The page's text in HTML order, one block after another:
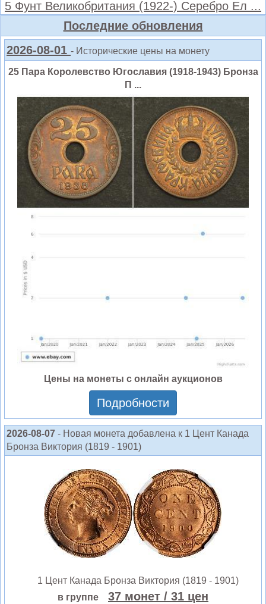
5 Фунт Великобритания (1922-) Серебро Ел ...
Последние обновления
2026-08-01 - Исторические цены на монету
25 Пара Королевство Югославия (1918-1943) Бронза
П ...
Цены на монеты с онлайн аукционов
Подробности
2026-08-07 - Новая монета добавлена к 1 Цент Канада
Бронза Виктория (1819 - 1901)
1 Цент Канада Бронза Виктория (1819 - 1901)
в группе
37 монет / 31 цен